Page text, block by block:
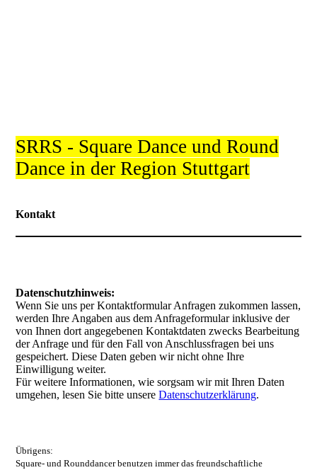
SRRS - Square Dance und Round
Dance in der Region Stuttgart
Kontakt
Datenschutzhinweis:
Wenn Sie uns per Kontaktformular Anfragen zukommen lassen,
werden Ihre Angaben aus dem Anfrageformular inklusive der
von Ihnen dort angegebenen Kontaktdaten zwecks Bearbeitung
der Anfrage und für den Fall von Anschlussfragen bei uns
gespeichert. Diese Daten geben wir nicht ohne Ihre
Einwilligung weiter.
Für weitere Informationen, wie sorgsam wir mit Ihren Daten
umgehen, lesen Sie bitte unsereDatenschutzerklärung.
Übrigens:
Square- und Rounddancer benutzen immer das freundschaftliche